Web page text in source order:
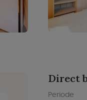
Direct
Periode